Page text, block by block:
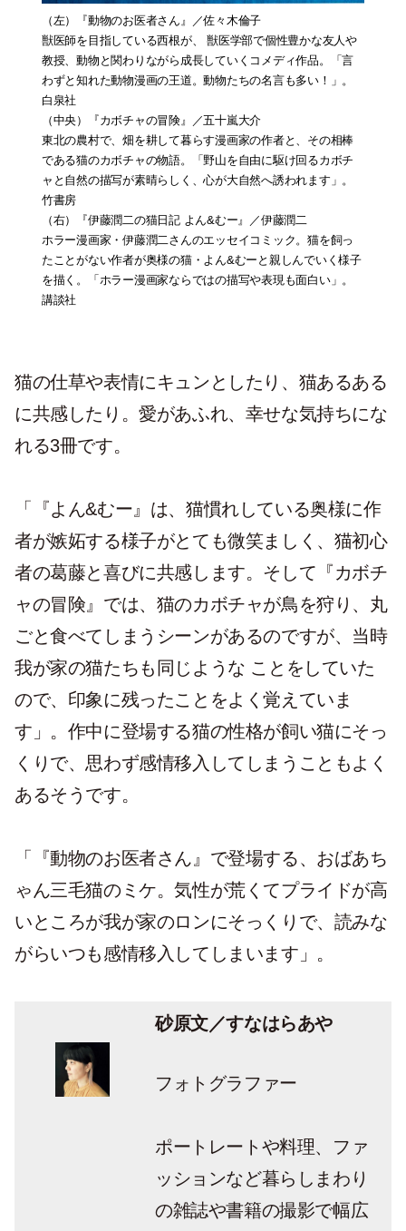
（左） 『動物のお医者さん』／佐々木倫子
獣医師を目指している西根が、 獣医学部で個性豊かな友人や
教授、動物と関わりながら成長していくコメディ作品。「言
わずと知れた動物漫画の王道。動物たちの名言も多い！」。
白泉社
（中央）
『カボチャの冒険』
／五十嵐大介
東北の農村で、畑を耕して暮らす漫画家の作者と、その相棒
である猫のカボチャの物語。「野山を自由に駆け回るカボチ
ャと自然の描写が素晴らしく、心が大自然へ誘われます」。
竹書房
（右）
『伊藤潤二の猫日記 よん&むー』／伊藤潤二
ホラー漫画家・伊藤潤二さんのエッセイコミック。猫を飼っ
たことがない作者が奥様の猫・よん&むーと親しんでいく様子
を描く。「ホラー漫画家ならではの描写や表現も面白い」。
講談社
猫の仕草や表情にキュンとしたり、猫あるある
に共感したり。愛があふれ、幸せな気持ちにな
れる3冊です。
「『よん&むー』は、猫慣れしている奥様に作
者が嫉妬する様子がとても微笑ましく、猫初心
者の葛藤と喜びに共感します。そして『カボチ
ャの冒険』では、猫のカボチャが鳥を狩り、丸
ごと食べてしまうシーンがあるのですが、当時
我が家の猫たちも同じような ことをしていた
ので、印象に残ったことをよく覚えていま
す」。作中に登場する猫の性格が飼い猫にそっ
くりで、思わず感情移入してしまうこともよく
あるそうです。
「『動物のお医者さん』で登場する、おばあち
ゃん三毛猫のミケ。気性が荒くてプライドが高
いところが我が家のロンにそっくりで、読みな
がらいつも感情移入してしまいます」。
砂原文／すなはらあや
フォトグラファー
ポートレートや料理、ファ
ッションなど暮らしまわり
の雑誌や書籍の撮影で幅広